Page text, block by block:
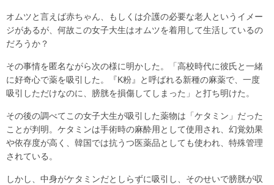
オムツと言えば赤ちゃん、もしくは介護の必要な老人というイメー
ジがあるが、何故この女子大生はオムツを着用して生活しているの
だろうか？
その事情を匿名ながら次の様に明かした。「高校時代に彼氏と一緒
に好奇心で薬を吸引した。『K粉』と呼ばれる新種の麻薬で、一度
吸引しただけなのに、膀胱を損傷してしまった」と打ち明けた。
その後の調べてこの女子大生が吸引した薬物は「ケタミン」だった
ことが判明。ケタミンは手術時の麻酔用として使用され、幻覚効果
や依存度が高く、韓国では抗うつ医薬品としても使われ、特殊管理
されている。
しかし、中身がケタミンだとしらずに吸引し、そのせいで膀胱が収